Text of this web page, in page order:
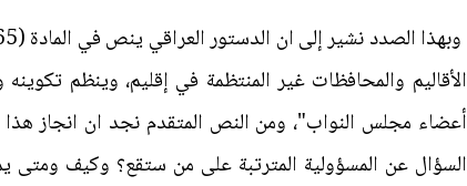
الأقاليم والمحافظات غير المنتظمة في إقليم، وينظم
أعضاء مجلس النواب"، ومن النص المتقدم نجد ان انجاز هذا
السؤال عن المسؤولية المترتبة على من ستقع؟ وكيف ومتى